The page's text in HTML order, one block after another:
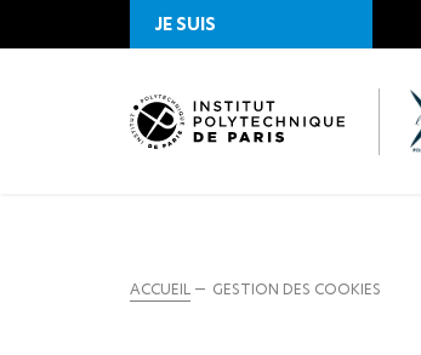
JE SUIS
ACCUEIL GESTION DES COOKIES